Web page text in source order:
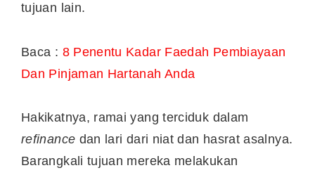
tujuan lain.
Baca : 8 Penentu Kadar Faedah Pembiayaan
Dan Pinjaman Hartanah Anda
Hakikatnya, ramai yang terciduk dalam
refinance dan lari dari niat dan hasrat asalnya.
Barangkali tujuan mereka melakukan